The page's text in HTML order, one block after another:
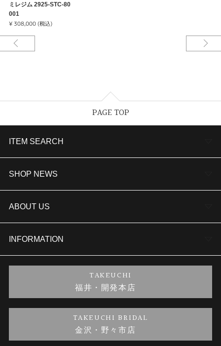
ミレジム 2925-STC-80
001
¥ 308,000 (税込)
PAGE TOP
ITEM SEARCH
婚約指輪
結婚指輪
セットリング
婚約ネックレス
金・プラチナのお取引
SHOP NEWS
TAKEUCHI BRIDAL金沢本店情報
商品一覧
ブランドリスト
金澤指輪工房｜手作りペアリング
金澤指輪工房｜手作り結婚指輪 and 婚約指輪
ABOUT US
会社概要
お客様の声
INFORMATION
プライバシーポリシー
TAKEUCHI
福井・開発本店
TAKEUCHI BRIDAL
金沢・野々市店